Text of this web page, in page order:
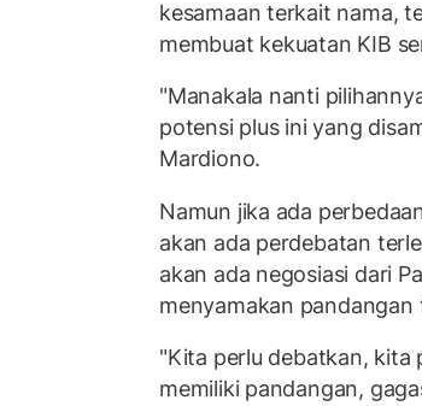
kesamaan terkait nama,
membuat kekuatan KIB
"Manakala nanti
potensi plus ini yang
Mardiono.
Namun jika ada
akan ada perdebatan
akan ada negosiasi dari
menyamakan pandangan
"Kita perlu debatkan, kita
memiliki pandangan,